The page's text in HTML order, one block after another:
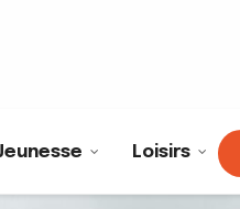
Loisirs